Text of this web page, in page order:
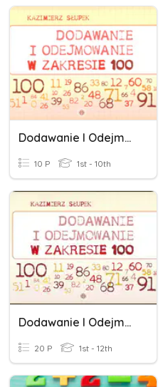
Dodawanie I Odejmowanie W Zakresie 100
10 P 1st - 10th
Dodawanie I Odejmowanie W Zakresie 100
20 P 1st - 12th